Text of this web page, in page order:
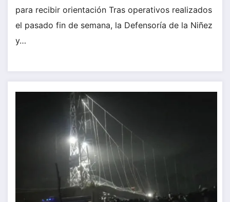
para recibir orientación Tras operativos realizados
el pasado fin de semana, la Defensoría de la Niñez
y…